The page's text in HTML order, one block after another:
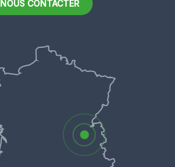
NOUS CONTACTER